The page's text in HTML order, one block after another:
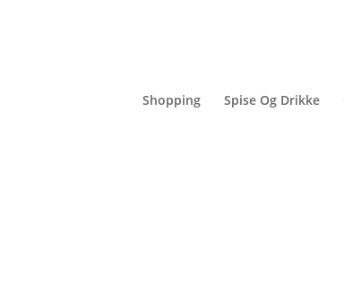
Shopping Spise Og Drikke